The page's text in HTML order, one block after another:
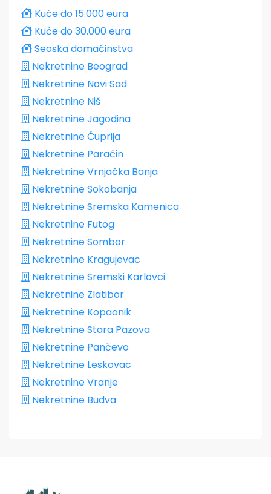
Kuće do 15.000 eura
Kuće do 30.000 eura
Seoska domaćinstva
Nekretnine Beograd
Nekretnine Novi Sad
Nekretnine Niš
Nekretnine Jagodina
Nekretnine Ćuprija
Nekretnine Paraćin
Nekretnine Vrnjačka Banja
Nekretnine Sokobanja
Nekretnine Sremska Kamenica
Nekretnine Futog
Nekretnine Sombor
Nekretnine Kragujevac
Nekretnine Sremski Karlovci
Nekretnine Zlatibor
Nekretnine Kopaonik
Nekretnine Stara Pazova
Nekretnine Pančevo
Nekretnine Leskovac
Nekretnine Vranje
Nekretnine Budva